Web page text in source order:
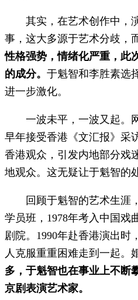
其实，在艺术创作中，
事，这大多源于艺术分歧，
性格强势，情绪化严重，此
的成分。 于魁智和李胜素选
进一步激化。
一波未平，一波又起。
早年接受香港《文汇报》采
香港观众，引发内地部分戏
地观众。这无疑让于魁智的
回顾于魁智的艺术生涯
学员班，1978年考入中国戏
剧院。1990年赴香港演出时
人克服重重困难走到一起。
多，于魁智也在事业上不断
京剧表演艺术家。